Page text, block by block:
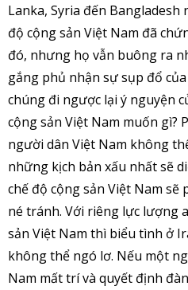
Lanka, Syria đến Bangladesh
độ cộng sản Việt Nam đã
đó, nhưng họ vẫn buông ra
gắng phủ nhận sự sụp đổ
chúng đi ngược lại ý nguyện
cộng sản Việt Nam muốn gì?
người dân Việt Nam không
những kịch bản xấu nhất sẽ
chế độ cộng sản Việt Nam
né tránh. Với riêng lực lượng
sản Việt Nam thì biểu tình ở
không thể ngó lơ. Nếu một
Nam mất trí và quyết định